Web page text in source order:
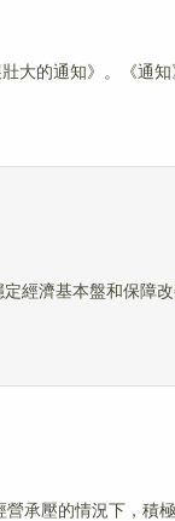
大的通知》。《通
經濟基本盤和保障
承壓的情況下，積